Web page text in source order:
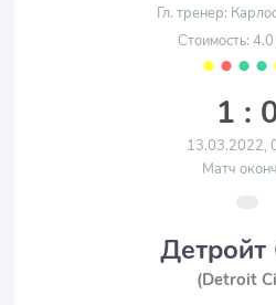
Гл. тренер:
Стоимость:
⬤ ⬤ ⬤ ⬤
1 :
13.03.2022,
Матч
Детройт
(Detroit